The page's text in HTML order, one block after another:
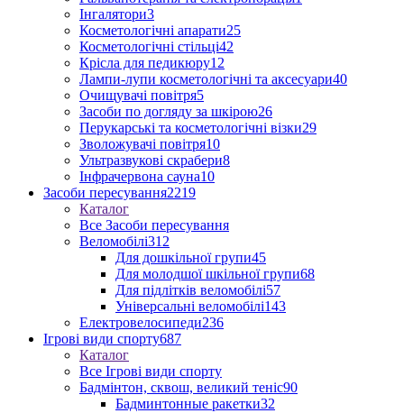
Інгалятори3
Косметологічні апарати25
Косметологічні стільці42
Крісла для педикюру12
Лампи-лупи косметологічні та аксесуари40
Очищувачі повітря5
Засоби по догляду за шкірою26
Перукарські та косметологічні візки29
Зволожувачі повітря10
Ультразвукові скрабери8
Інфрачервона сауна10
Засоби пересування2219
Каталог
Все Засоби пересування
Веломобілі312
Для дошкільної групи45
Для молодшої шкільної групи68
Для підлітків веломобілі57
Універсальні веломобілі143
Електровелосипеди236
Ігрові види спорту687
Каталог
Все Ігрові види спорту
Бадмінтон, сквош, великий теніс90
Бадминтонные ракетки32